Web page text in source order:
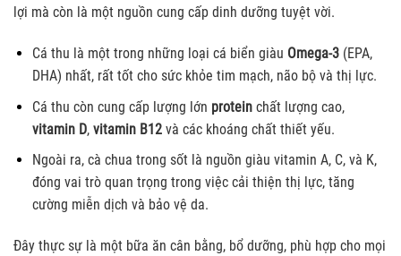
lợi mà còn là một nguồn cung cấp dinh dưỡng tuyệt vời.
Cá thu là một trong những loại cá biển giàu Omega-3(EPA,
DHA) nhất, rất tốt cho sức khỏe tim mạch, não bộ và thị lực.
Cá thu còn cung cấp lượng lớn proteinchất lượng cao,
vitamin D, vitamin B12và các khoáng chất thiết yếu.
Ngoài ra, cà chua trong sốt là nguồn giàu vitamin A, C, và K,
đóng vai trò quan trọng trong việc cải thiện thị lực, tăng
cường miễn dịch và bảo vệ da.
Đây thực sự là một bữa ăn cân bằng, bổ dưỡng, phù hợp cho mọi